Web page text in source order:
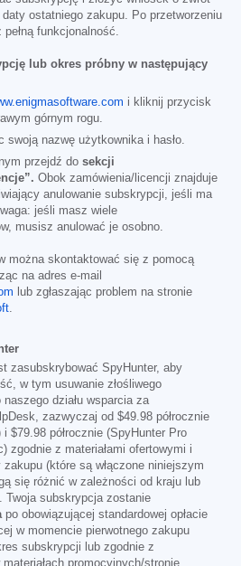
ostatniego zakupu. Po przetworzeniu
funkcjonalność.
lub okres próbny w następujący
i kliknij przycisk
górnym rogu.
swoją nazwę użytkownika i hasło.
przejdź do sekcji
Obok zamówienia/licencji znajduje
anulowanie subskrypcji, jeśli ma
jeśli masz wiele
musisz anulować je osobno.
można skontaktować się z pomocą
na adres e-mail
lub zgłaszając problem na stronie
.
zasubskrybować SpyHunter, aby
w tym usuwanie złośliwego
działu wsparcia za
zazwyczaj od $49.98 półrocznie
i $79.98 półrocznie (SpyHunter Pro
zgodnie z materiałami ofertowymi i
(które są włączone niniejszym
się różnić w zależności od kraju lub
Twoja subskrypcja zostanie
po obowiązującej standardowej opłacie
w momencie pierwotnego zakupu
subskrypcji lub zgodnie z